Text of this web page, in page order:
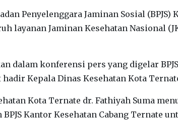
Penyelenggara Jaminan Sosial
layanan Jaminan Kesehatan Nasional
dalam konferensi pers yang digelar BPJS
hadir Kepala Dinas Kesehatan Kota
Kota Ternate dr. Fathiyah Suma
Kantor Kesehatan Cabang Ternate